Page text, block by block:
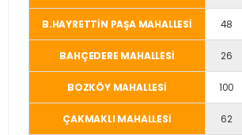
B.HAYRETTİN PAŞA MAHALLESİ 48
BAHÇEDERE MAHALLESİ 26
BOZKÖY MAHALLESİ 100
ÇAKMAKLI MAHALLESİ 62